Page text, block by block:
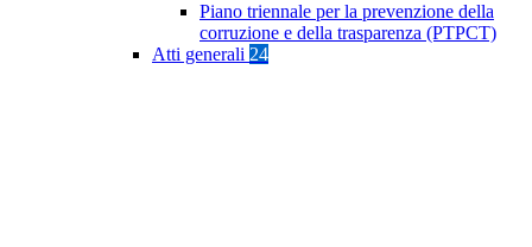
Piano triennale per la prevenzione della
corruzione e della trasparenza (PTPCT)
Atti generali 24